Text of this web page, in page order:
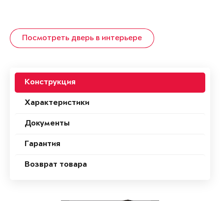
Посмотреть дверь в интерьере
Конструкция
Характеристики
Документы
Гарантия
Возврат товара